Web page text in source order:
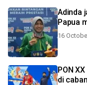
Adinda
Papua
16
PON
di